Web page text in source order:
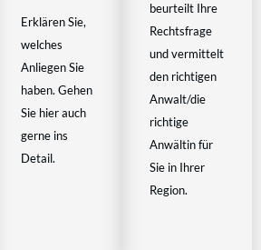
Erklären Sie,
welches
Anliegen Sie
haben. Gehen
Sie hier auch
gerne ins
Detail.
beurteilt Ihre
Rechtsfrage
und vermittelt
den richtigen
Anwalt/die
richtige
Anwältin für
Sie in Ihrer
Region.